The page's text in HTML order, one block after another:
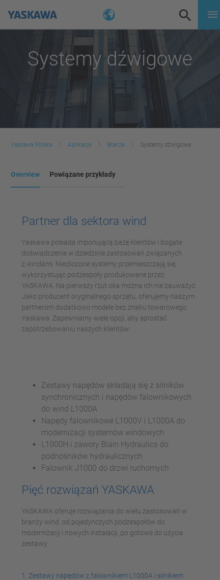
Systemy dźwigowe
Yaskawa Polska Aplikacje Branże Systemy dźwigowe
Overview Powiązane przykłady
Partner dla sektora wind
Yaskawa posiada imponującą bazę klientów i bogate
doświadczenie w dziedzinie zastosowań związanych
z windami. Niezliczone systemy przemieszczają się,
wykorzystując podzespoły produkowane przez
YASKAWA. Na pierwszy rzut oka można ich nie zauważyć.
Jako producent oryginalnego sprzętu, oferujemy naszym
partnerom dodatkowo modele bez znaku towarowego
Yaskawa. Zapewniamy wiele opcji, aby sprostać
zapotrzebowaniu naszych klientów:
Zestawy napędów składają się z silników
synchronicznych i napędów falownikowych
do wind L1000A
Napędy falownikowe L1000V i L1000A do
modernizacji systemów windowych
L1000H i zawory Blain Hydraulics do
podnośników hydraulicznych
Falownik J1000 do drzwi ruchomych
Pięć rozwiązań YASKAWA
YASKAWA oferuje rozwiązania do wielu zastosowań w
branży wind, od pojedynczych podzespołów do
modernizacji i nowych instalacji, po gotowe do użycia
zestawy.
1. Zestawy napędów z falownikiem L1000A i silnikiem